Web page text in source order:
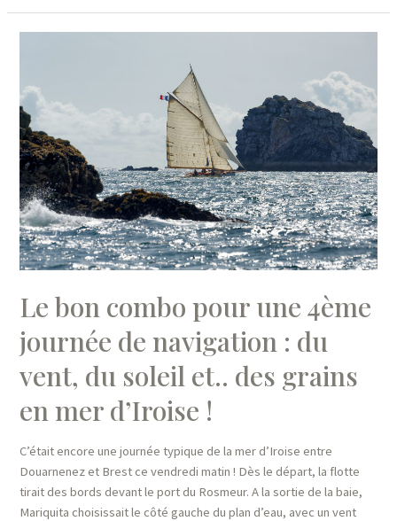
Le bon combo pour une 4ème
journée de navigation : du
vent, du soleil et.. des grains
en mer d’Iroise !
C’était encore une journée typique de la mer d’Iroise entre
Douarnenez et Brest ce vendredi matin ! Dès le départ, la flotte
tirait des bords devant le port du Rosmeur. A la sortie de la baie,
Mariquita choisissait le côté gauche du plan d’eau, avec un vent